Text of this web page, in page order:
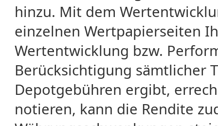
hinzu. Mit dem
einzelnen Wertpapierseiten
Wertentwicklung bzw.
Berücksichtigung sämtlicher
Depotgebühren ergibt,
notieren, kann die Rendite